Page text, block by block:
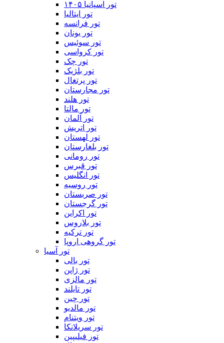
تور اسپانیا ۱۴۰۵
تور ایتالیا
تور فرانسه
تور یونان
تور سوئیس
تور کرواسی
تور چک
تور بلژیک
تور پرتغال
تور مجارستان
تور هلند
تور مالتا
تور آلمان
تور اتریش
تور لهستان
تور بلغارستان
تور رومانی
تور قبرس
تور انگلیس
تور روسیه
تور صربستان
تور گرجستان
تور اکراین
تور بلاروس
تور ترکیه
تور گروهی اروپا
تور آسیا
تور بالی
تور ژاپن
تور مالزی
تور تایلند
تور چین
تور مالدیو
تور ویتنام
تور سریلانکا
تور فیلیپین